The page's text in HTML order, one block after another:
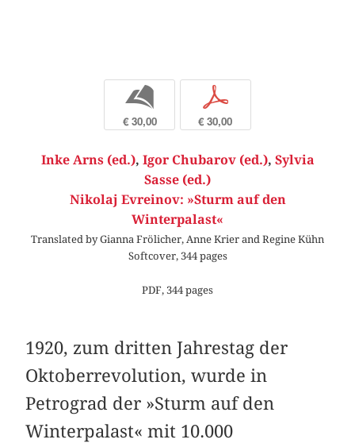
b
€ 30,00
p
€ 30,00
Inke Arns (ed.), Igor Chubarov (ed.), Sylvia
Sasse (ed.)
Nikolaj Evreinov: »Sturm auf den
Winterpalast«
Translated by Gianna Frölicher, Anne Krier and Regine Kühn
Softcover, 344 pages
PDF, 344 pages
1920, zum dritten Jahrestag der
Oktoberrevolution, wurde in
Petrograd der »Sturm auf den
Winterpalast« mit 10.000